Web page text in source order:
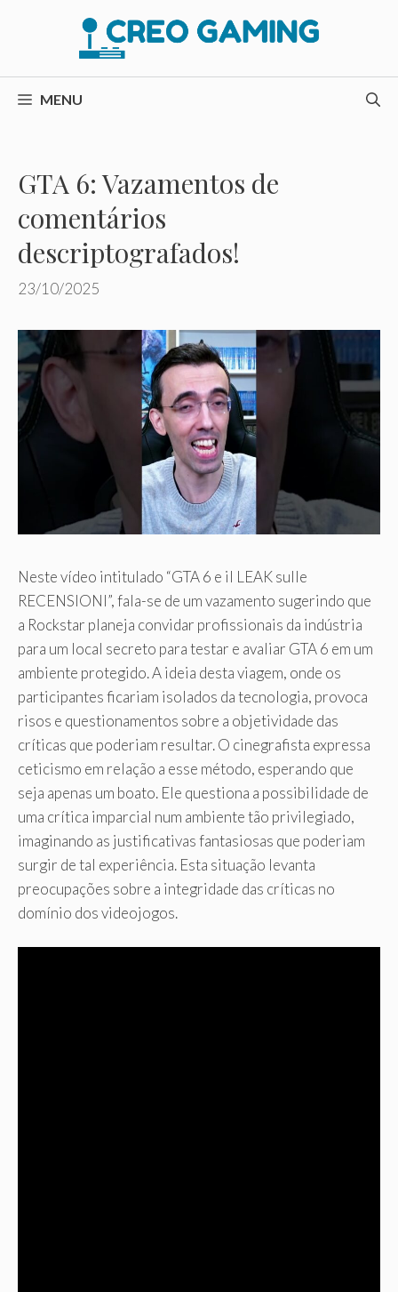
conteúdo
MENU
GTA 6: Vazamentos de
comentários
descriptografados!
23/10/2025
Neste vídeo intitulado “GTA 6 e il LEAK sulle
RECENSIONI”, fala-se de um vazamento sugerindo que
a Rockstar planeja convidar profissionais da indústria
para um local secreto para testar e avaliar GTA 6 em um
ambiente protegido. A ideia desta viagem, onde os
participantes ficariam isolados da tecnologia, provoca
risos e questionamentos sobre a objetividade das
críticas que poderiam resultar. O cinegrafista expressa
ceticismo em relação a esse método, esperando que
seja apenas um boato. Ele questiona a possibilidade de
uma crítica imparcial num ambiente tão privilegiado,
imaginando as justificativas fantasiosas que poderiam
surgir de tal experiência. Esta situação levanta
preocupações sobre a integridade das críticas no
domínio dos videojogos.